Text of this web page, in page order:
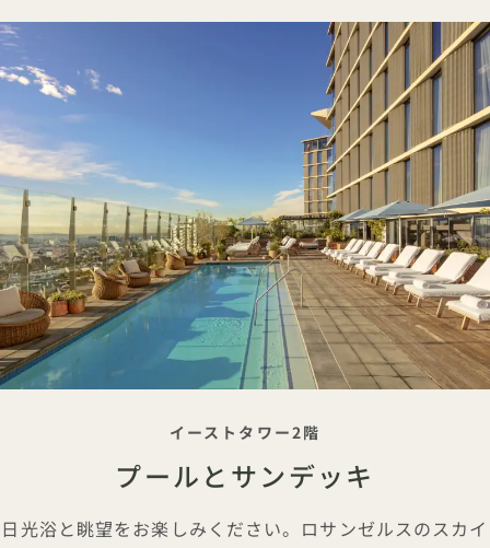
タグライン
イーストタワー2階
プールとサンデッキ
日光浴と眺望をお楽しみください。ロサンゼルスのスカイ